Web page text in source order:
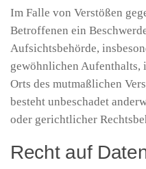
Im Falle von Verstößen
Betroffenen ein
Aufsichtsbehörde,
gewöhnlichen Aufenthalts,
Orts des mutmaßlichen
besteht unbeschadet
oder gerichtlicher
Recht auf